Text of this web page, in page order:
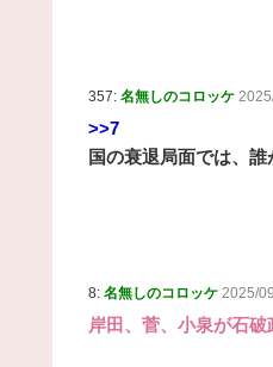
357: 名無しのコロッケ
>>7
国の衰退局面では、
8: 名無しのコロッケ 2025/
岸田、菅、小泉が石